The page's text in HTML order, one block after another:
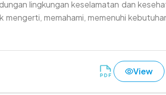
lingkungan keselamatan dan
memahami, memenuhi
View